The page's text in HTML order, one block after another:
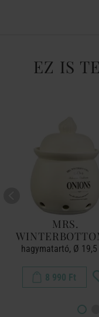
EZ IS
MRS.
hagymatartó, Ø 19,5
8 990 Ft